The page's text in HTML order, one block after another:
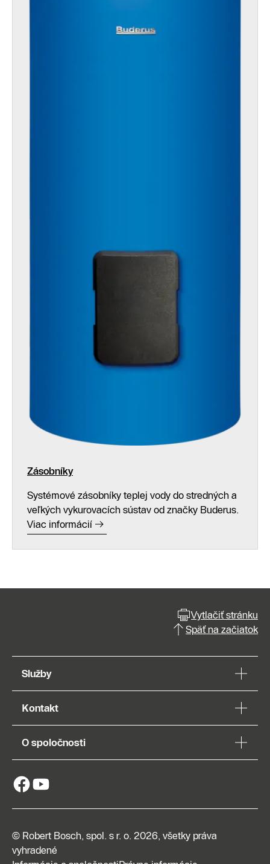
Zásobníky
Systémové zásobníky teplej vody do stredných a
veľkých vykurovacích sústav od značky Buderus.
Viac informácií
Vytlačiť stránku
Späť na začiatok
Služby
Kontakt
O spoločnosti
© Robert Bosch, spol. s r. o. 2026, všetky práva
vyhradené